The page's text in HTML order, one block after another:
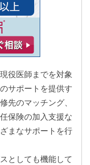
役医師までを対象
サポートを提供す
先のマッチング、
保険の加入支援な
まなサポートを行
としても機能して